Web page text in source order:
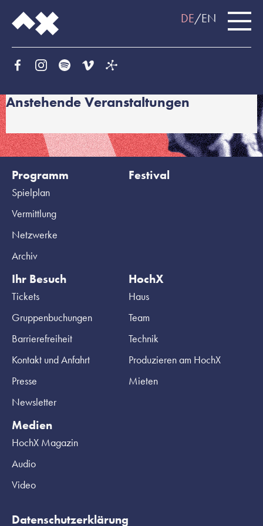
DE EN
Anstehende Veranstaltungen
Programm
Spielplan
Vermittlung
Netzwerke
Archiv
Festival
Ihr Besuch
Tickets
Gruppenbuchungen
Barrierefreiheit
Kontakt und Anfahrt
Presse
Newsletter
HochX
Haus
Team
Technik
Produzieren am HochX
Mieten
Medien
HochX Magazin
Audio
Video
Datenschutzerklärung